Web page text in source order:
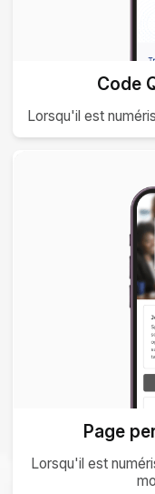
Code
Lorsqu'il est
Page
Lorsqu'il est